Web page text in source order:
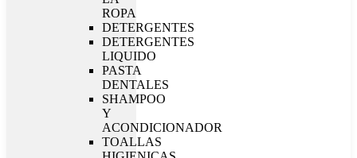
ROPA
DETERGENTES
DETERGENTES
LIQUIDO
PASTA
DENTALES
SHAMPOO
Y
ACONDICIONADOR
TOALLAS